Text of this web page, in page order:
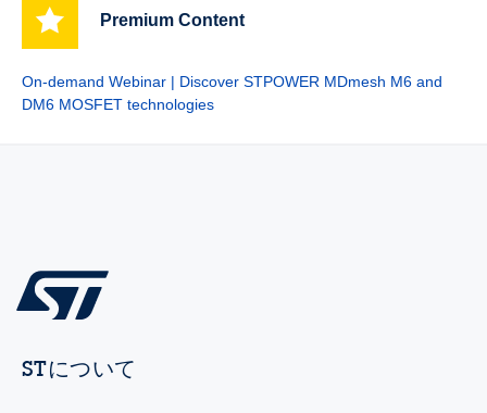
Premium Content
On-demand Webinar | Discover STPOWER MDmesh M6 and
DM6 MOSFET technologies
STについて